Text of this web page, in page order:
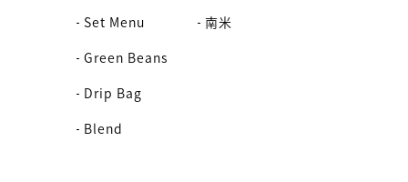
Set Menu
Green Beans
Drip Bag
Blend
南米